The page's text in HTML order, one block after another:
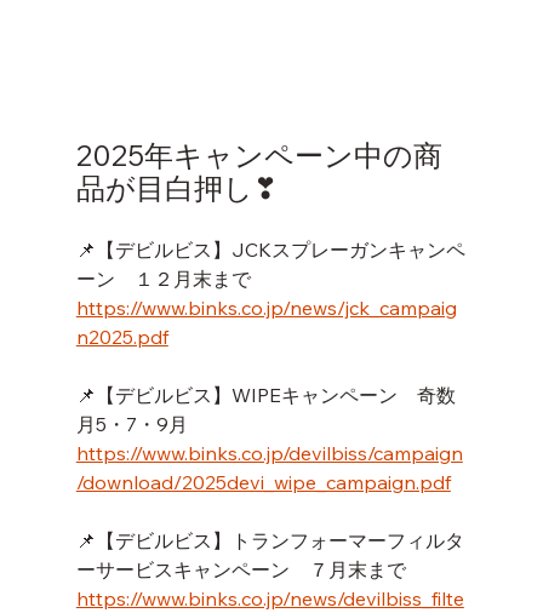
2025年キャンペーン中の商
品が目白押し❣
📌【デビルビス】JCKスプレーガンキャンペ
ーン　１２月末まで
https://www.binks.co.jp/news/jck_campaig
n2025.pdf
📌【デビルビス】WIPEキャンペーン　奇数
月5・7・9月
https://www.binks.co.jp/devilbiss/campaign
/download/2025devi_wipe_campaign.pdf
📌【デビルビス】トランフォーマーフィルタ
ーサービスキャンペーン　７月末まで
https://www.binks.co.jp/news/devilbiss_filte